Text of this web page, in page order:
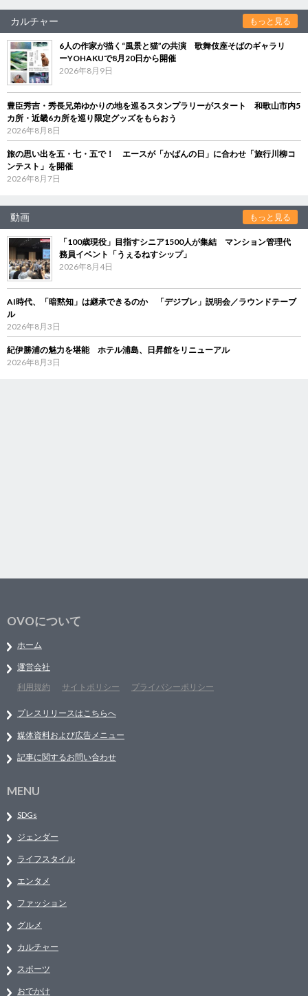
カルチャー もっと見る
6人の作家が描く“風景と猫”の共演 歌舞伎座そばのギャラリ
ーYOHAKUで8月20日から開催
2026年8月9日
豊臣秀吉・秀長兄弟ゆかりの地を巡るスタンプラリーがスタート 和歌山市内5
カ所・近畿6カ所を巡り限定グッズをもらおう
2026年8月8日
旅の思い出を五・七・五で！ エースが「かばんの日」に合わせ「旅行川柳コ
ンテスト」を開催
2026年8月7日
動画 もっと見る
「100歳現役」目指すシニア1500人が集結 マンション管理代
務員イベント「うぇるねすシップ」
2026年8月4日
AI時代、「暗黙知」は継承できるのか 「デジブレ」説明会／ラウンドテーブ
ル
2026年8月3日
紀伊勝浦の魅力を堪能 ホテル浦島、日昇館をリニューアル
2026年8月3日
OVOについて
ホーム
運営会社
利用規約
サイトポリシー プライバシーポリシー
プレスリリースはこちらへ
媒体資料および広告メニュー
記事に関するお問い合わせ
MENU
SDGs
ジェンダー
ライフスタイル
エンタメ
ファッション
グルメ
カルチャー
スポーツ
おでかけ